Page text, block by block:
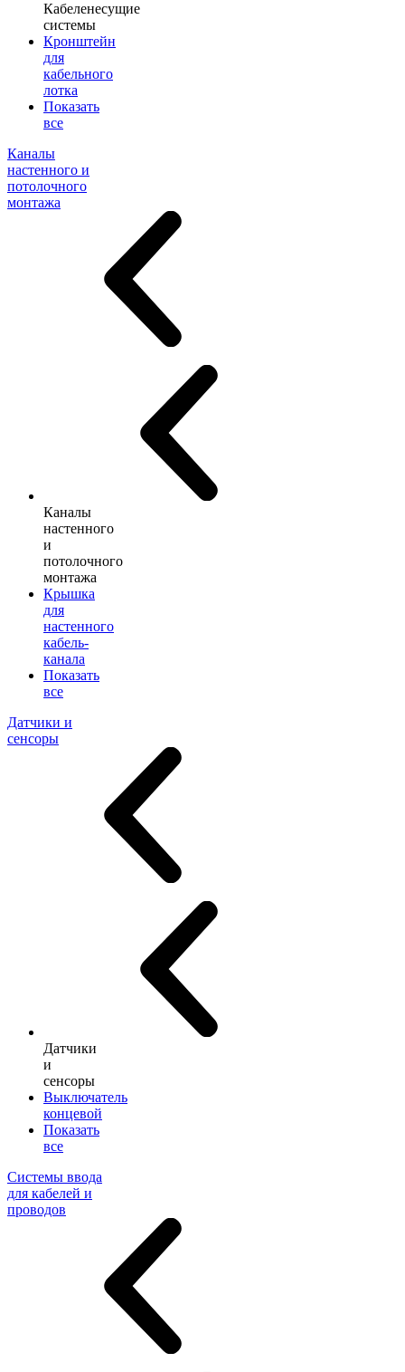
Кабеленесущие
системы
Кронштейн
для
кабельного
лотка
Показать
все
Каналы
настенного и
потолочного
монтажа
Каналы
настенного
и
потолочного
монтажа
Крышка
для
настенного
кабель-
канала
Показать
все
Датчики и
сенсоры
Датчики
и
сенсоры
Выключатель
концевой
Показать
все
Системы ввода
для кабелей и
проводов